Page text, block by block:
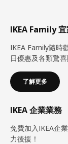
IKEA Family
IKEA Family隨時
日優惠及各類驚喜
了解更多
IKEA 企業業務
免費加入IKEA企
力後援！